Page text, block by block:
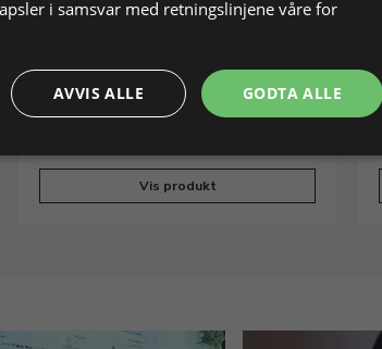
H 125 mm, L 185 mm
Vis produkt
i samsvar med retningslinjene våre for
GODTA ALLE
AVVIS ALLE